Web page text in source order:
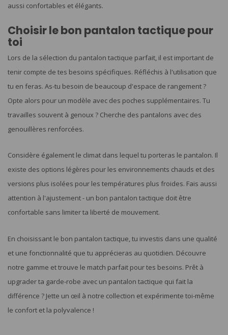
aussi confortables et élégants.
Choisir le bon pantalon tactique pour
toi
Lors de la sélection du pantalon tactique parfait, il est important de
tenir compte de tes besoins spécifiques. Réfléchis à l'utilisation que
tu en feras. As-tu besoin de beaucoup d'espace de rangement ?
Opte alors pour un modèle avec des poches supplémentaires. Tu
travailles souvent à genoux ? Cherche des pantalons avec des
genouillères renforcées.
Considère également le climat dans lequel tu porteras le pantalon. Il
existe des options légères pour les environnements chauds et des
versions plus isolées pour les températures plus froides. Fais aussi
attention à l'ajustement - un bon pantalon tactique doit être
confortable sans limiter ta liberté de mouvement.
En choisissant le bon pantalon tactique, tu investis dans une qualité
et une fonctionnalité que tu apprécieras au quotidien. Découvre
notre gamme et trouve le match parfait pour tes besoins. Prêt à
upgrader ta garde-robe avec un pantalon tactique qui fait la
différence ? Jette un œil à notre collection et expérimente toi-même
le confort et la polyvalence !